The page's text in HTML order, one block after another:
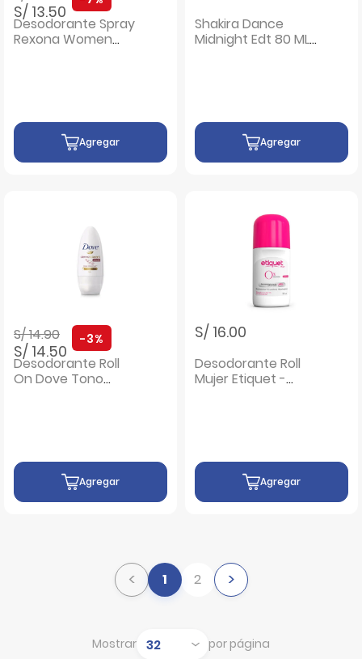
S/ 13.50
Desodorante Spray
Rexona Women
Agregar
Shakira Dance
Midnight Edt 80 ML
Agregar
Precio rebajado de
S/ 14.90a
S/ 14.50
-3%
Desodorante Roll
On Dove Tono
Agregar
S/ 16.00
Desodorante Roll
Mujer Etiquet -
Agregar
< 1 2 >
Mostrar Mostrarpor página